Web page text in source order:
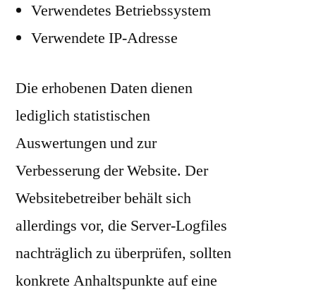
Verwendetes Betriebssystem
Verwendete IP-Adresse
Die erhobenen Daten dienen
lediglich statistischen
Auswertungen und zur
Verbesserung der Website. Der
Websitebetreiber behält sich
allerdings vor, die Server-Logfiles
nachträglich zu überprüfen, sollten
konkrete Anhaltspunkte auf eine